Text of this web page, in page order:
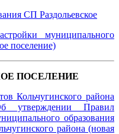
СП Раздольевское
муниципального
поселение)
ПОСЕЛЕНИЕ
Кольчугинского района
Правил
образования
района (новая